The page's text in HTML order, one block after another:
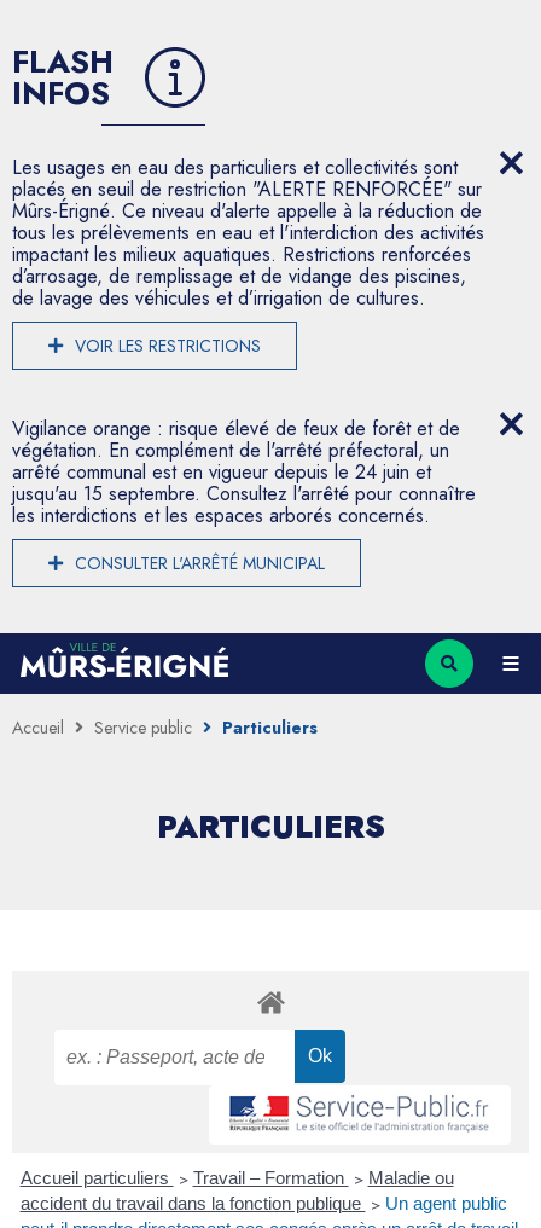
FLASH
INFOS
Les usages en eau des particuliers et collectivités sont
placés en seuil de restriction "ALERTE RENFORCÉE" sur
Mûrs-Érigné. Ce niveau d'alerte appelle à la réduction de
tous les prélèvements en eau et l'interdiction des activités
impactant les milieux aquatiques. Restrictions renforcées
d’arrosage, de remplissage et de vidange des piscines,
de lavage des véhicules et d’irrigation de cultures.
VOIR LES RESTRICTIONS
Vigilance orange : risque élevé de feux de forêt et de
végétation. En complément de l'arrêté préfectoral, un
arrêté communal est en vigueur depuis le 24 juin et
jusqu'au 15 septembre. Consultez l'arrêté pour connaître
les interdictions et les espaces arborés concernés.
CONSULTER L'ARRÊTÉ MUNICIPAL
Accueil Service public Particuliers
PARTICULIERS
Accueil particuliers > Travail – Formation > Maladie ou
accident du travail dans la fonction publique > Un agent public